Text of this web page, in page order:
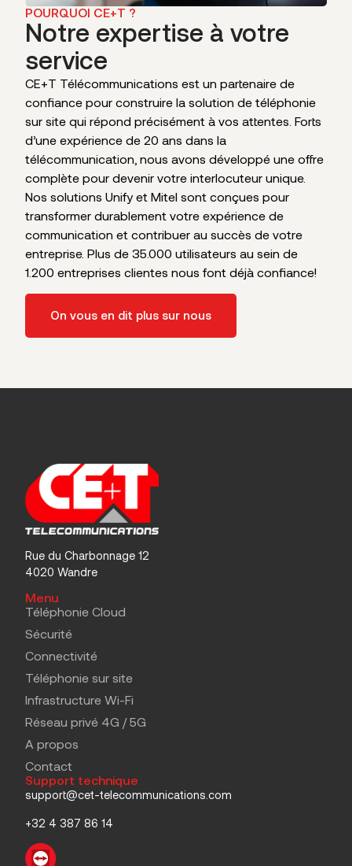
POURQUOI CE+T ?
Notre expertise à votre
service
CE+T Télécommunications est un partenaire de
confiance pour construire la solution de téléphonie
sur site qui répond précisément à vos attentes. Forts
d’une expérience de 20 ans dans la
télécommunication, nous avons développé une offre
complète pour devenir votre interlocuteur unique.
Nos solutions Unify et Mitel sont conçues pour
transformer durablement votre expérience de
communication et contribuer au succès de votre
entreprise. Plus de 35.000 utilisateurs au sein de
1.200 entreprises clientes nous font déjà confiance!
On vous en dit plus sur nous
Rue du Charbonnage 12
4020 Wandre
Menu
Téléphonie Cloud
Sécurité
Connectivité
Téléphonie sur site
Infrastructure Wi-Fi
Réseau privé 4G / 5G
A propos
Contact
Support technique
support@cet-telecommunications.com
+32 4 387 86 14